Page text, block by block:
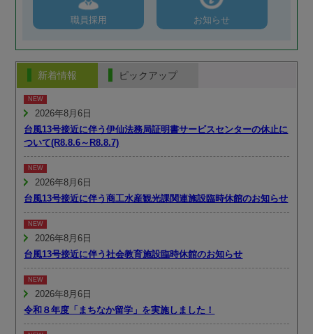
職員採用 お知らせ
新着情報 ピックアップ
2026年8月6日
台風13号接近に伴う伊仙法務局証明書サービスセンターの休止に
ついて(R8.8.6～R8.8.7)
2026年8月6日
台風13号接近に伴う商工水産観光課関連施設臨時休館のお知らせ
2026年8月6日
台風13号接近に伴う社会教育施設臨時休館のお知らせ
2026年8月6日
令和８年度「まちなか留学」を実施しました！